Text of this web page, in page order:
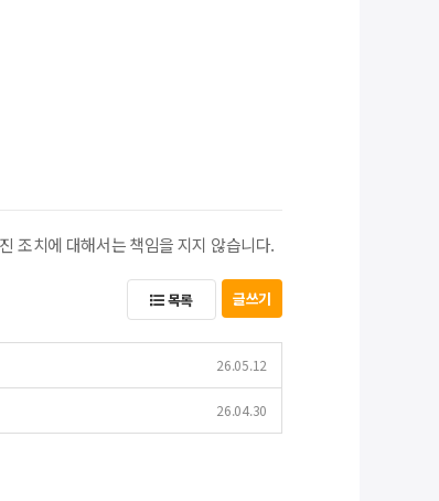
조치에 대해서는 책임을 지지 않습니다.
목록 글쓰기
26.05.12
26.04.30